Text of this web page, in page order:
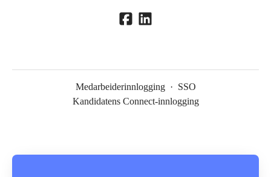
Medarbeiderinnlogging · SSO
Kandidatens Connect-innlogging